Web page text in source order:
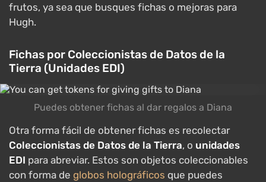
frutos, ya sea que busques fichas o mejoras para
Hugh.
Fichas por Coleccionistas de Datos de la
Tierra (Unidades EDI)
Puedes obtener fichas al dar regalos a Diana
Otra forma fácil de obtener fichas es recolectar
Coleccionistas de Datos de la Tierra, o unidades
EDI para abreviar. Estos son objetos coleccionables
con forma de globos holográficos que puedes